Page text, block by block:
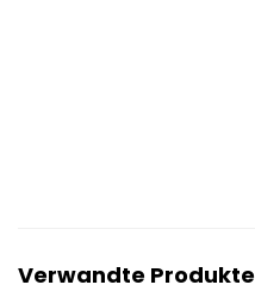
Verwandte Produkte